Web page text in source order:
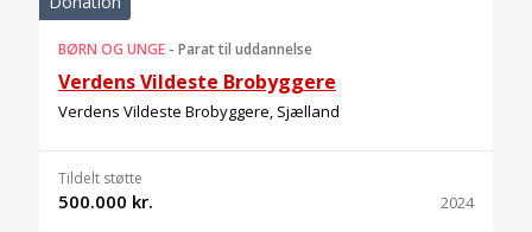
BØRN OG UNGE - Parat til uddannelse
Verdens Vildeste Brobyggere
Verdens Vildeste Brobyggere, Sjælland
Tildelt støtte
500.000 kr. 2024